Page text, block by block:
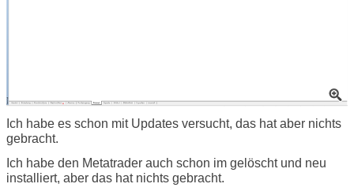
Ich habe es schon mit Updates versucht, das hat aber nichts
gebracht.
Ich habe den Metatrader auch schon im gelöscht und neu
installiert, aber das hat nichts gebracht.